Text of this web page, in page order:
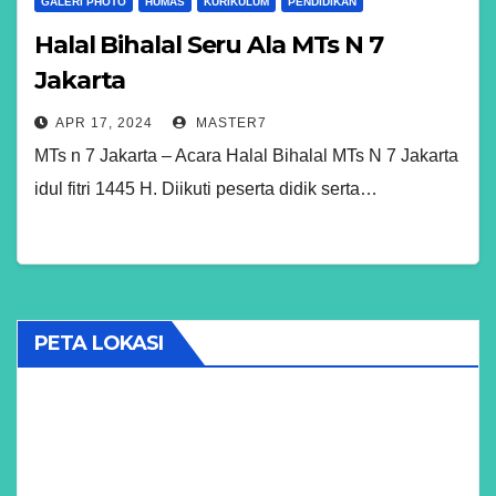
Halal Bihalal Seru Ala MTs N 7
Jakarta
APR 17, 2024 MASTER7
MTs n 7 Jakarta – Acara Halal Bihalal MTs N 7 Jakarta
idul fitri 1445 H. Diikuti peserta didik serta…
PETA LOKASI